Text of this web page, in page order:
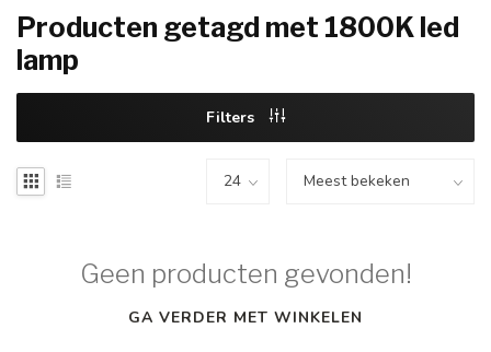
Producten getagd met 1800K led
lamp
Filters
Geen producten gevonden!
GA VERDER MET WINKELEN